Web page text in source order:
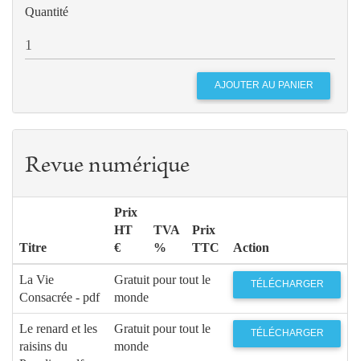
Quantité
Revue numérique
Titre
Prix
HT
€
TVA
%
Prix
TTC
Action
La Vie
Consacrée - pdf
Gratuit pour tout le
monde
TÉLÉCHARGER
Le renard et les
raisins du
Gratuit pour tout le
monde
TÉLÉCHARGER